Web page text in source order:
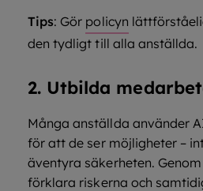
Tips: Gör policyn
den tydligt till alla anställda.
2. Utbilda
Många anställda använder
för att de ser möjligheter –
äventyra säkerheten.
förklara riskerna och